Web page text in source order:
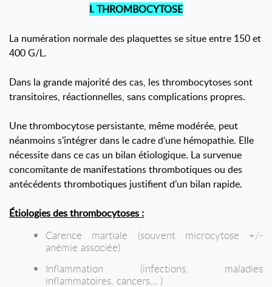
I. THROMBOCYTOSE
La numération normale des plaquettes se situe entre 150 et
400 G/L.
Dans la grande majorité des cas, les thrombocytoses sont
transitoires, réactionnelles, sans complications propres.
Une thrombocytose persistante, même modérée, peut
néanmoins s’intégrer dans le cadre d’une hémopathie. Elle
nécessite dans ce cas un bilan étiologique. La survenue
concomitante de manifestations thrombotiques ou des
antécédents thrombotiques justifient d’un bilan rapide.
Étiologies des thrombocytoses :
Carence martiale (souvent microcytose +/-
anémie associée)
Inflammation (infections, maladies
inflammatoires, cancers… )